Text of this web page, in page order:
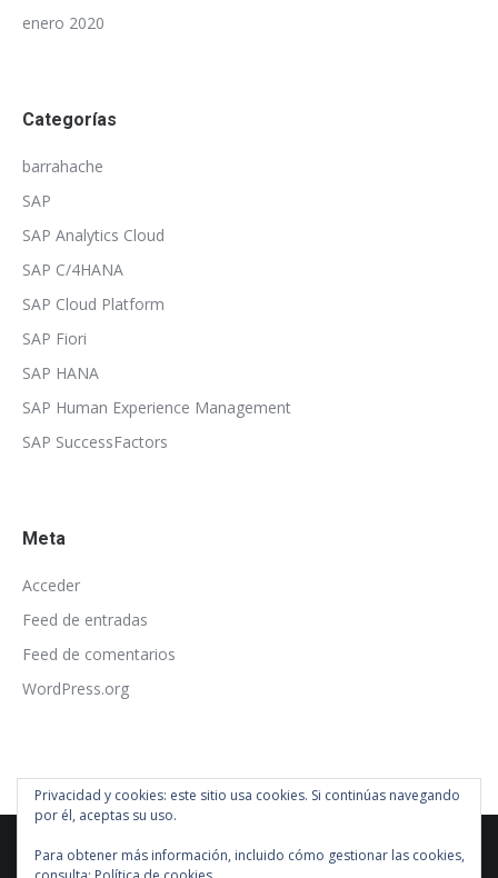
enero 2020
Categorías
barrahache
SAP
SAP Analytics Cloud
SAP C/4HANA
SAP Cloud Platform
SAP Fiori
SAP HANA
SAP Human Experience Management
SAP SuccessFactors
Meta
Acceder
Feed de entradas
Feed de comentarios
WordPress.org
Privacidad y cookies: este sitio usa cookies. Si continúas navegando
por él, aceptas su uso.
Para obtener más información, incluido cómo gestionar las cookies,